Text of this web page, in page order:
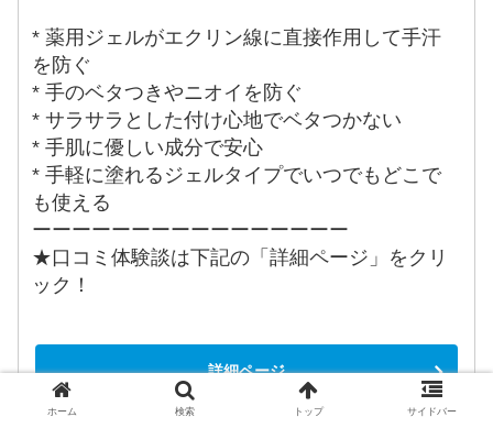
* 薬用ジェルがエクリン線に直接作用して手汗
を防ぐ
* 手のベタつきやニオイを防ぐ
* サラサラとした付け心地でベタつかない
* 手肌に優しい成分で安心
* 手軽に塗れるジェルタイプでいつでもどこで
も使える
ーーーーーーーーーーーーーーーー
★口コミ体験談は下記の「詳細ページ」をクリ
ック！
詳細ページ
ホーム 検索 トップ サイドバー